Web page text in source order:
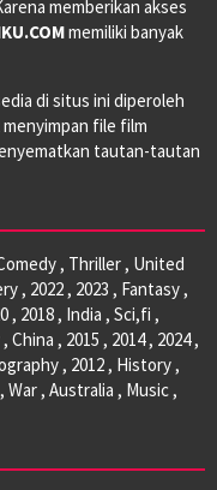
memberikan akses
memiliki banyak
di situs ini diperoleh
file film
tautan-tautan
, Thriller , United
, 2022 , 2023 , Fantasy ,
, 2018 , India , Sci,fi ,
, 2015 , 2014 , 2024 ,
, 2012 , History ,
, Australia , Music ,